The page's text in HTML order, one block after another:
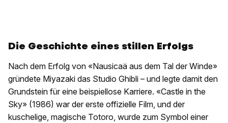
Die Geschichte eines stillen Erfolgs
Nach dem Erfolg von «Nausicaä aus dem Tal der Winde»
gründete Miyazaki das Studio Ghibli – und legte damit den
Grundstein für eine beispiellose Karriere. «Castle in the
Sky» (1986) war der erste offizielle Film, und der
kuschelige, magische Totoro, wurde zum Symbol einer